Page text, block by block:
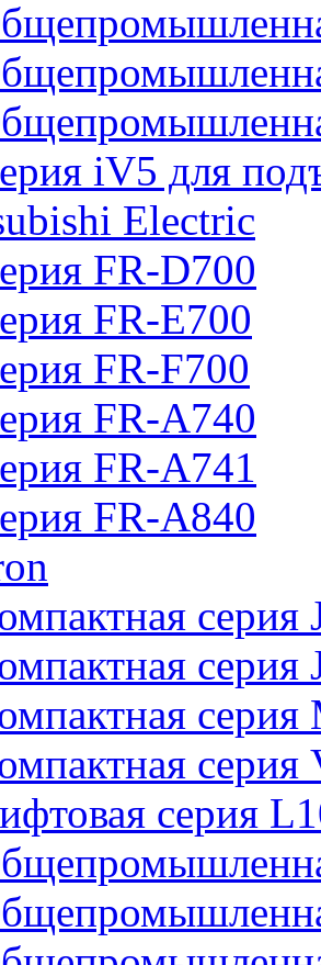
iV5 для
Electric
FR-D700
FR-E700
FR-F700
FR-А740
FR-А741
FR-А840
серия
серия
серия
серия
серия